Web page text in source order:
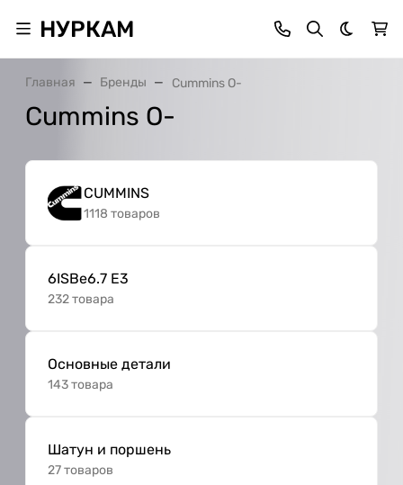
НУРКАМ Темная
Главная Бренды Cummins O-
Cummins O-
CUMMINS
1118 товаров
6ISBe6.7 E3
232 товара
Основные детали
143 товара
Шатун и поршень
27 товаров